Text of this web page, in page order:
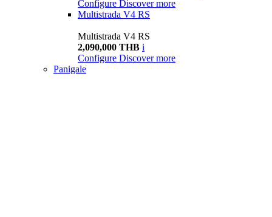
Configure Discover more
Multistrada V4 RS
Multistrada V4 RS
2,090,000 THB i
Configure Discover more
Panigale